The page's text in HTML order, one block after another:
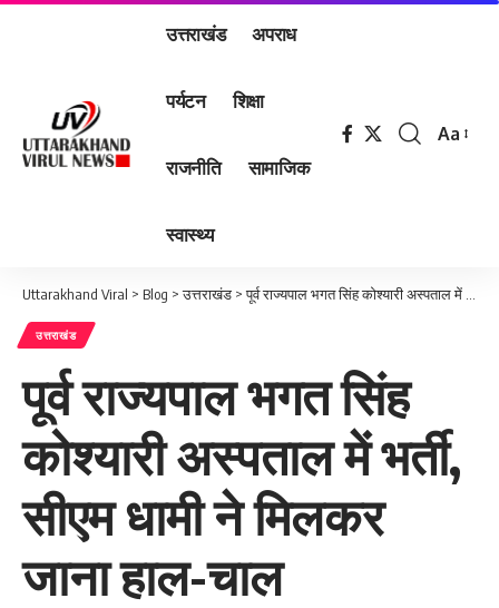
उत्तराखंड अपराध
पर्यटन शिक्षा
राजनीति सामाजिक
स्वास्थ्य
Font
Aa
Uttarakhand Viral > Blog >उत्तराखंड >पूर्व राज्यपाल भगत सिंह कोश्यारी अस्पताल में भर्ती, सीएम धामी ने मिलकर जाना हाल-चाल
उत्तराखंड
पूर्व राज्यपाल भगत सिंह
कोश्यारी अस्पताल में भर्ती,
सीएम धामी ने मिलकर
जाना हाल-चाल